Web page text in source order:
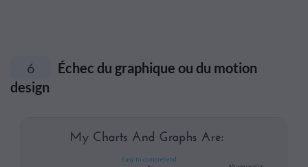
6
Échec du graphique ou du motion
design